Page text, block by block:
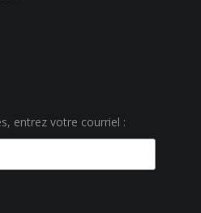
entrez votre courriel :